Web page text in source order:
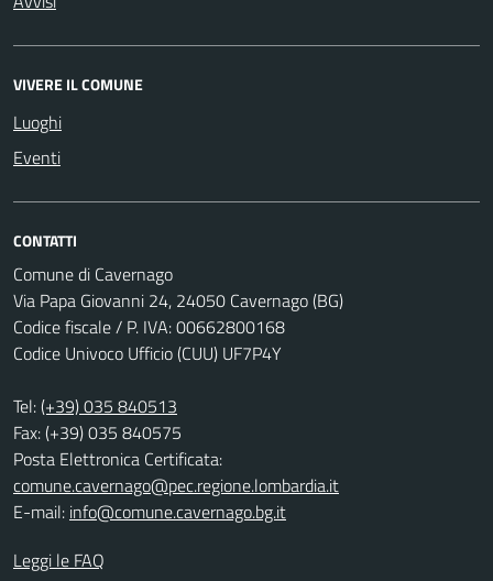
VIVERE IL COMUNE
Luoghi
Eventi
CONTATTI
Comune di Cavernago
Via Papa Giovanni 24, 24050 Cavernago (BG)
Codice fiscale / P. IVA: 00662800168
Codice Univoco Ufficio (CUU) UF7P4Y
Tel:(+39) 035 840513
Fax: (+39) 035 840575
Posta Elettronica Certificata:
comune.cavernago@pec.regione.lombardia.it
E-mail: info@comune.cavernago.bg.it
Leggi le FAQ